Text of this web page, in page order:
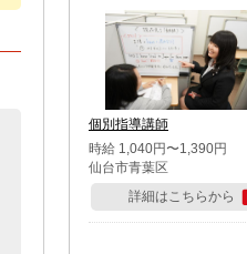
個別指導講師
時給 1,040円〜1,390円
仙台市青葉区
詳細はこちらから